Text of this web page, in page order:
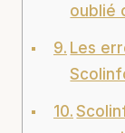
oublié
Les